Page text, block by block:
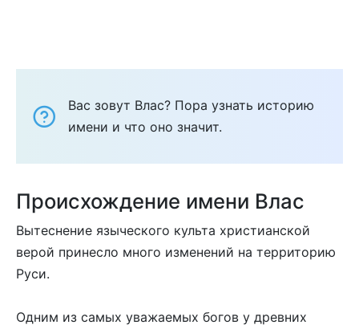
Вас зовут Влас? Пора узнать историю
имени и что оно значит.
Происхождение имени Влас
Вытеснение языческого культа христианской
верой принесло много изменений на территорию
Руси.
Одним из самых уважаемых богов у древних